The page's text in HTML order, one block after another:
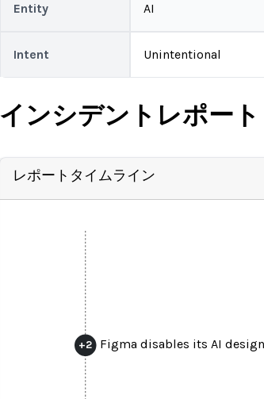
Entity AI
Intent Unintentional
インシデントレポート
レポートタイムライン
+2 Figma disables its AI